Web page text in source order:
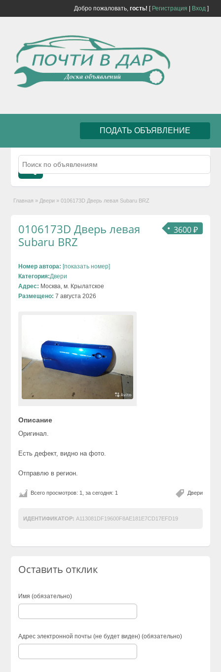
Добро пожаловать, гость! [ Регистрация Вход]
ПОДАТЬ ОБЪЯВЛЕНИЕ
Главная » Двери » 0106173D Дверь левая Subaru BRZ
3600 ₽
0106173D Дверь левая
Subaru BRZ
Номер автора: [показать номер]
Категория:Двери
Адрес: Москва, м. Крылатское
Размещено: 7 августа 2026
Описание
Оригинал.
Есть дефект, видно на фото.
Отправлю в регион.
Двери
Всего просмотров: 1, за сегодня: 1
ИДЕНТИФИКАТОР: A113081DF19600F8AE181E7CD17EFD19
Оставить отклик
Имя (обязательно)
Адрес электронной почты (не будет виден) (обязательно)